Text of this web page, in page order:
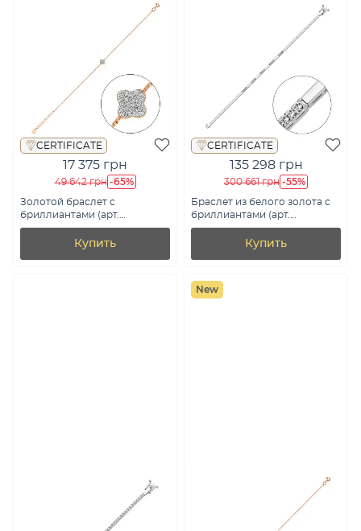
CERTIFICATE
17 375 грн
49 642 грн -65%
Золотой браслет с
бриллиантами (арт.
Б011509010)
Купить
CERTIFICATE
135 298 грн
300 661 грн -55%
Браслет из белого золота с
бриллиантами (арт.
4106018202)
Купить
New